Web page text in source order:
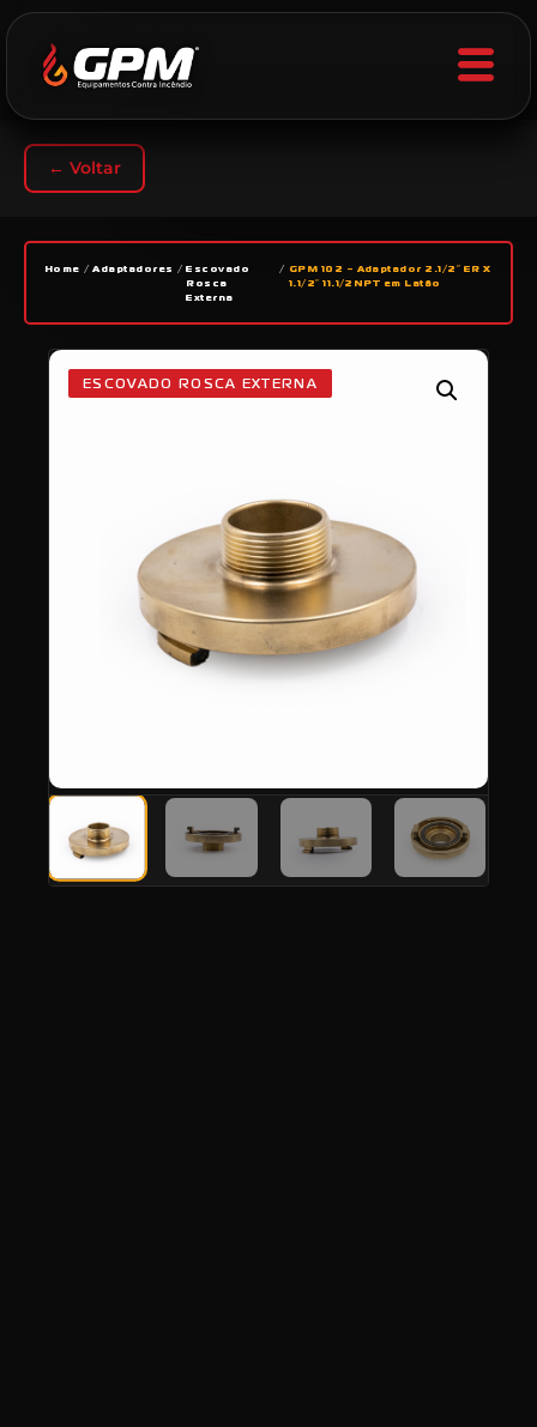
← Voltar
Home / Adaptadores / Escovado
Rosca
Externa
/ GPM 102 – Adaptador 2.1/2″ ER X
1.1/2″ 11.1/2NPT em Latão
ESCOVADO ROSCA EXTERNA